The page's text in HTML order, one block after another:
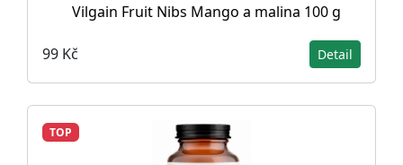
Vilgain Fruit Nibs Mango a malina 100 g
99 Kč Detail
TOP